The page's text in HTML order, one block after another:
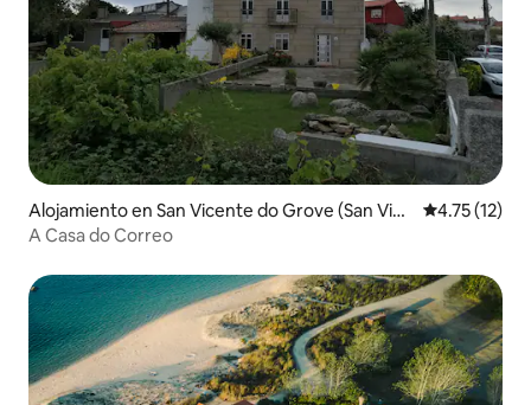
Alojamiento en San Vicente do Grove (San Vice
nte)
Calificación
4.75 (12)
A Casa do Correo